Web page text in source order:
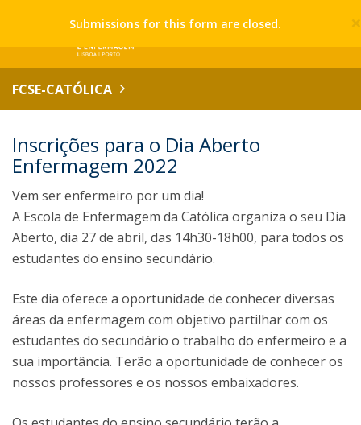
×
Submissions for this form are closed.
FCSE-CATÓLICA
Inscrições para o Dia Aberto
Enfermagem 2022
Vem ser enfermeiro por um dia!
A Escola de Enfermagem da Católica organiza o seu Dia
Aberto, dia 27 de abril, das 14h30-18h00, para todos os
estudantes do ensino secundário.
Este dia oferece a oportunidade de conhecer diversas
áreas da enfermagem com objetivo partilhar com os
estudantes do secundário o trabalho do enfermeiro e a
sua importância. Terão a oportunidade de conhecer os
nossos professores e os nossos embaixadores.